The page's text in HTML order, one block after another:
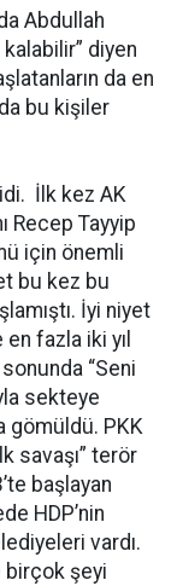
Abdullah
diyen
da en
bu kişiler
İlk kez AK
Recep Tayyip
için önemli
bu kez bu
İyi niyet
fazla iki yıl
“Seni
sekteye
gömüldü. PKK
savaşı” terör
başlayan
HDP’nin
vardı.
birçok şeyi